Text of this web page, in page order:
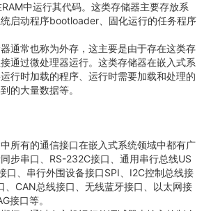
中运行其代码。这类存储器主要存放系
启动程序bootloader、固化运行的任务程序
通常也称为外存，这主要是由于存在这类存
通过微处理器运行。这类存储器在嵌入式系
行时加载的程序、运行时需要加载和处理的
的大量数据等。
所有的通信接口在嵌入式系统领域中都有广
步串口、RS-232C接口、通用串行总线US
口、串行外围设备接口SPI、I2C控制总线接
、CAN总线接口、无线蓝牙接口、以太网接
接口等。